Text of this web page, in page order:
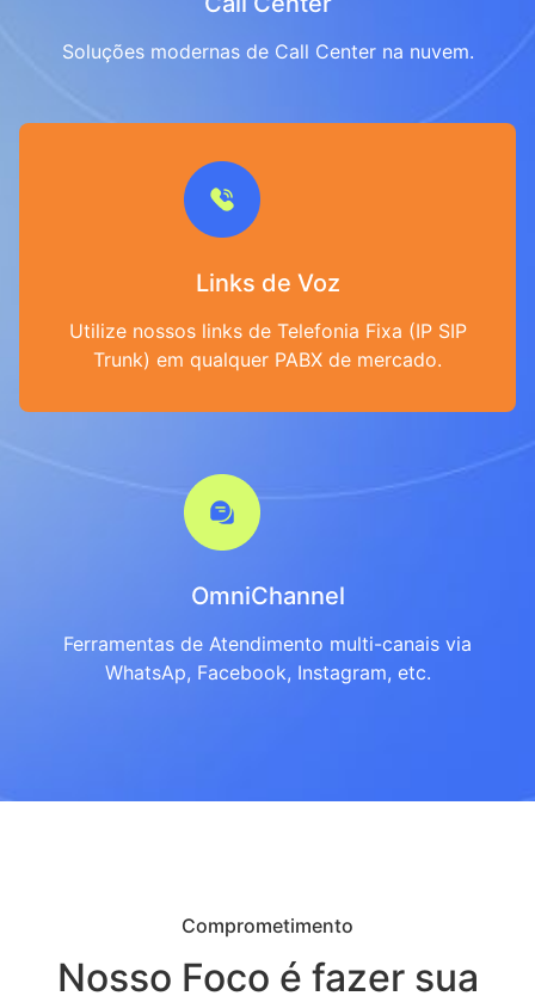
Links de Voz
Utilize nossos links de Telefonia Fixa (IP SIP
Trunk) em qualquer PABX de mercado.
OmniChannel
Ferramentas de Atendimento multi-canais via
WhatsAp, Facebook, Instagram, etc.
Soluções modernas de Call Center na nuvem.
Comprometimento
Nosso Foco é fazer sua